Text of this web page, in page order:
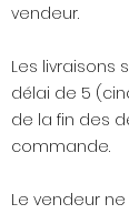
vendeur.
Les livraisons
délai de 5
de la fin des
commande.
Le vendeur